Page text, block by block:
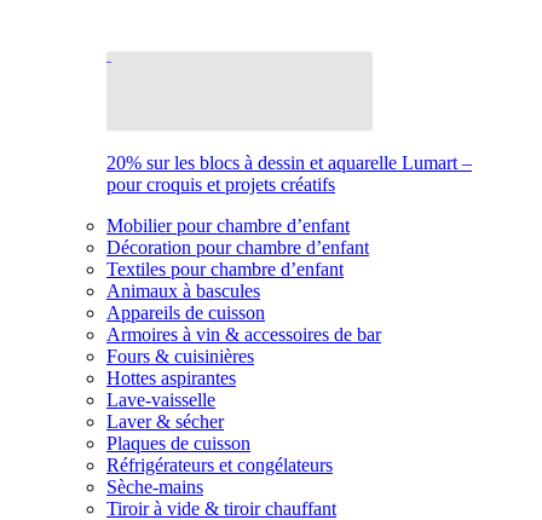
20% sur les blocs à dessin et aquarelle Lumart –
pour croquis et projets créatifs
Mobilier pour chambre d’enfant
Décoration pour chambre d’enfant
Textiles pour chambre d’enfant
Animaux à bascules
Appareils de cuisson
Armoires à vin & accessoires de bar
Fours & cuisinières
Hottes aspirantes
Lave-vaisselle
Laver & sécher
Plaques de cuisson
Réfrigérateurs et congélateurs
Sèche-mains
Tiroir à vide & tiroir chauffant